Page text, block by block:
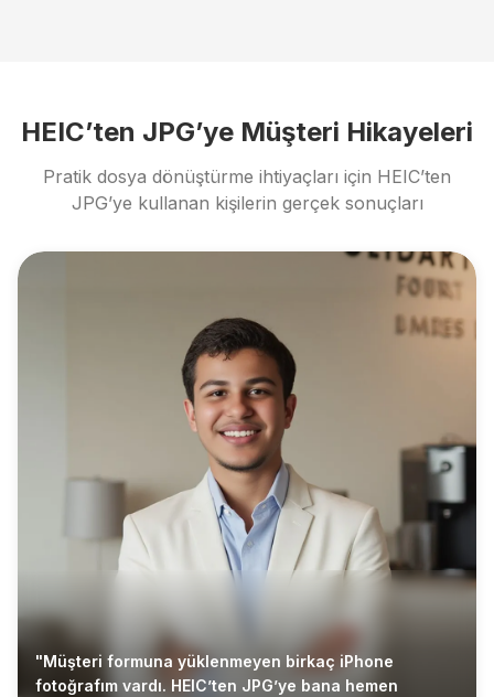
HEIC’ten JPG’ye Müşteri Hikayeleri
Pratik dosya dönüştürme ihtiyaçları için HEIC’ten
JPG’ye kullanan kişilerin gerçek sonuçları
"Müşteri formuna yüklenmeyen birkaç iPhone
fotoğrafım vardı. HEIC’ten JPG’ye bana hemen